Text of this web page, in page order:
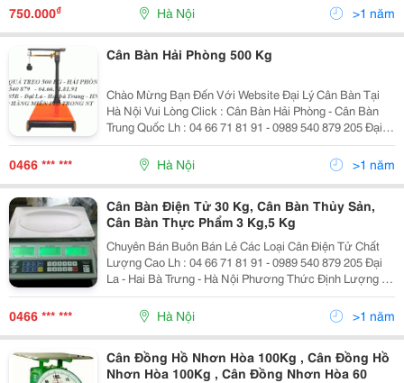
750.000₫ Hà Nội >1 năm
Cân Bàn Hải Phòng 500 Kg
Chào Mừng Bạn Đến Với Website Đại Lý Cân Bàn Tại
Hà Nội Vui Lòng Click : Cân Bàn Hải Phòng - Cân Bàn
Trung Quốc Lh : 04 66 71 81 91 - 0989 540 879 205 Đại
La - Hai Bà Trưng - Hà Nội Click ≫≫≫≫ Sản Phẩm Để
Biết Chi Tiết Sản Phẩ
0466 *** *** Hà Nội >1 năm
Cân Bàn Điện Tử 30 Kg, Cân Bàn Thủy Sản,
Cân Bàn Thực Phẩm 3 Kg,5 Kg
Chuyên Bán Buôn Bán Lẻ Các Loại Cân Điện Tử Chất
Lượng Cao Lh : 04 66 71 81 91 - 0989 540 879 205 Đại
La - Hai Bà Trưng - Hà Nội Phương Thức Định Lượng :
Cảm Biến Từ (Load Cell) - Khả Năng Chịu Tải Tối Đa:
2000G/2G - Khả Năng Chịu T
0466 *** *** Hà Nội >1 năm
Cân Đồng Hồ Nhơn Hòa 100Kg , Cân Đồng Hồ
Nhơn Hòa 100Kg , Cân Đồng Nhơn Hòa 60